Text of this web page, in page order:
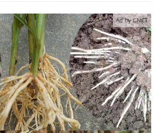
Ad by CNCT